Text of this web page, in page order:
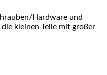
Hardware und
kleinen Teile mit großer